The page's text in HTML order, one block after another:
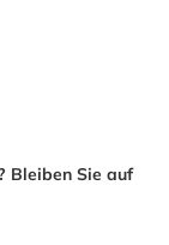
Bleiben Sie auf